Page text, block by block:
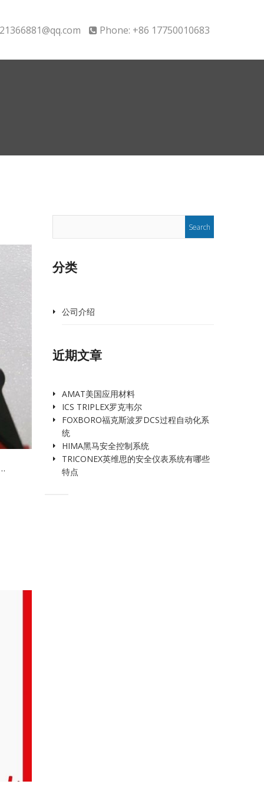
Phone: +86 17750010683
分类
公司介绍
近期文章
AMAT美国应用材料
ICS TRIPLEX罗克韦尔
FOXBORO福克斯波罗DCS过程自动化系
统
HIMA黑马安全控制系统
TRICONEX英维思的安全仪表系统有哪些
特点